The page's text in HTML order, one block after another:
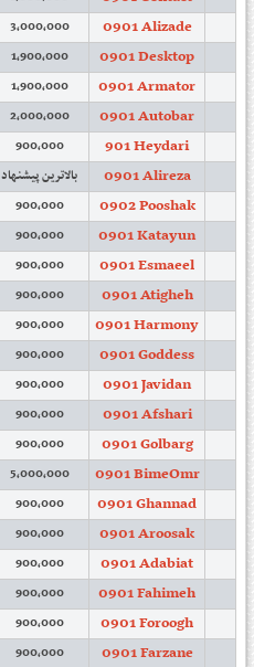
0901 Alizade
3,000,000
0901 Desktop
1,900,000
0901 Armator
1,900,000
0901 Autobar
2,000,000
901 Heydari
900,000
0901 Alireza بالاترین پیشنهاد
0902 Pooshak
900,000
0901 Katayun
900,000
0901 Esmaeel
900,000
0901 Atigheh
900,000
0901 Harmony
900,000
0901 Goddess
900,000
0901 Javidan
900,000
0901 Afshari
900,000
0901 Golbarg
900,000
0901 BimeOmr
5,000,000
0901 Ghannad
900,000
0901 Aroosak
900,000
0901 Adabiat
900,000
0901 Fahimeh
900,000
0901 Foroogh
900,000
0901 Farzane
900,000